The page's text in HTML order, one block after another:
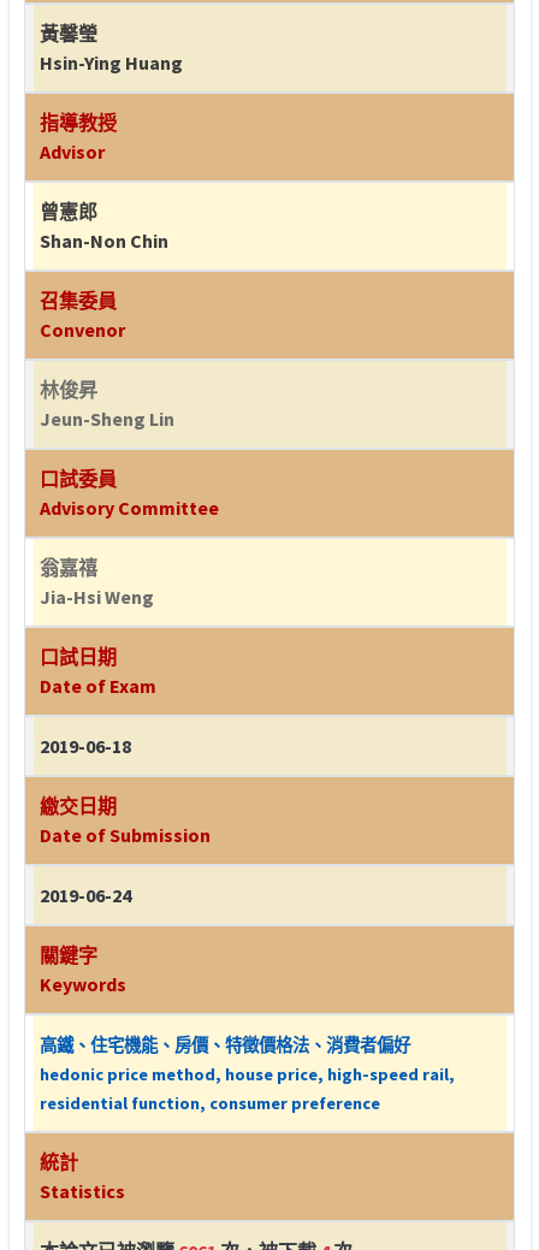
黃馨瑩
Hsin-Ying Huang
指導教授
Advisor
曾憲郎
Shan-Non Chin
召集委員
Convenor
林俊昇
Jeun-Sheng Lin
口試委員
Advisory Committee
翁嘉禧
Jia-Hsi Weng
口試日期
Date of Exam
2019-06-18
繳交日期
Date of Submission
2019-06-24
關鍵字
Keywords
高鐵、住宅機能、房價、特徵價格法、消費者偏好
hedonic price method, house price, high-speed rail,
residential function, consumer preference
統計
Statistics